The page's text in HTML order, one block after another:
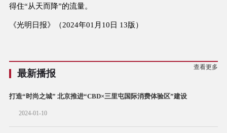
得住“从天而降”的流量。
《光明日报》（2024年01月10日 13版）
最新播报
查看更多
打造“时尚之城” 北京推进“CBD×三里屯国际消费体验区”建设
2024-01-10